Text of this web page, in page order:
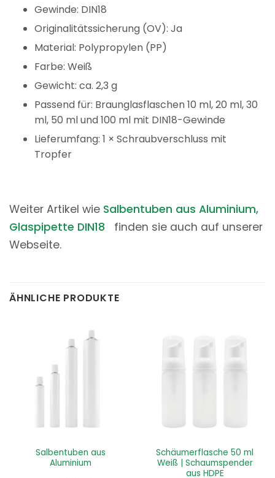
Gewinde: DIN18
Originalitätssicherung (OV): Ja
Material: Polypropylen (PP)
Farbe: Weiß
Gewicht: ca. 2,3 g
Passend für: Braunglasflaschen 10 ml, 20 ml, 30
ml, 50 ml und 100 ml mit DIN18-Gewinde
Lieferumfang: 1 × Schraubverschluss mit
Tropfer
Weiter Artikel wie Salbentuben aus Aluminium,
Glaspipette DIN18
finden sie auch auf unserer
Webseite.
ÄHNLICHE PRODUKTE
Salbentuben aus
Aluminium
Schäumerflasche 50 ml
Weiß | Schaumspender
aus HDPE